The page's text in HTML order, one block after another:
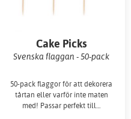
Cake Picks
Svenska flaggan - 50-pack
50-pack flaggor för att dekorera
tårtan eller varför inte maten
med! Passar perfekt till…